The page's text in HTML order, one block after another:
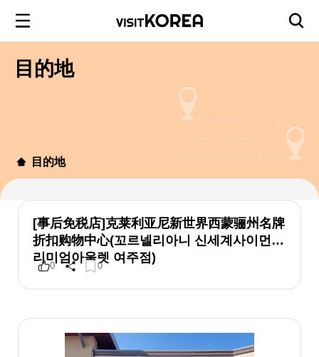
目的地
目的地
[事后免税店]克莱利亚尼新世界西蒙骊州名牌
折扣购物中心(꼬르넬리아니 신세계사이먼프
리미엄아울렛 여주점)
0 0